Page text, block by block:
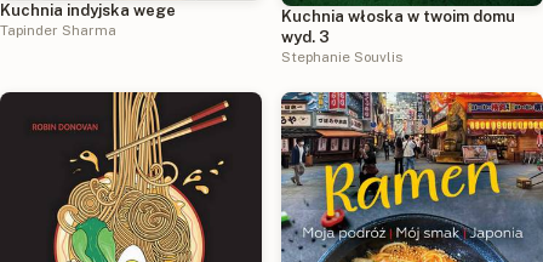
Kuchnia indyjska wege
Tapinder Sharma
Kuchnia włoska w twoim domu
wyd. 3
Stephanie Souvlis